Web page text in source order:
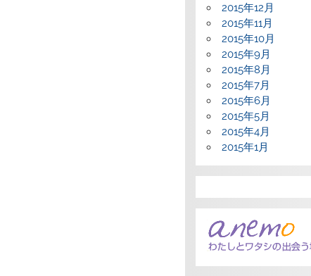
2015年12月
2015年11月
2015年10月
2015年9月
2015年8月
2015年7月
2015年6月
2015年5月
2015年4月
2015年1月